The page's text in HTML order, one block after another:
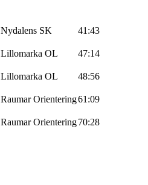
Nydalens SK 41:43
Lillomarka OL 47:14
Lillomarka OL 48:56
RaumarOrientering61:09
RaumarOrientering70:28